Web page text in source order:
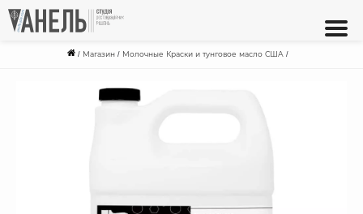
/ Магазин/ Молочные Краски и тунговое масло США /